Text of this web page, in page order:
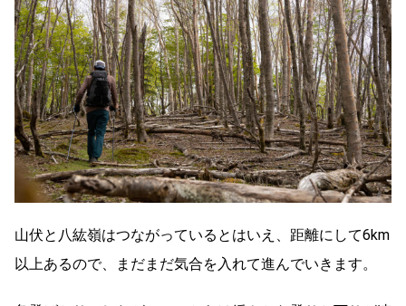
山伏と八紘嶺はつながっているとはいえ、距離にして6km
以上あるので、まだまだ気合を入れて進んでいきます。